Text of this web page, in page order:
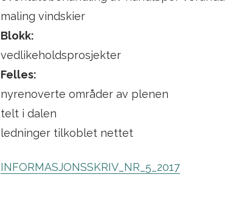
maling vindskier
Blokk:
vedlikeholdsprosjekter
Felles:
nyrenoverte områder av plenen
telt i dalen
ledninger tilkoblet nettet
INFORMASJONSSKRIV_NR_5_2017